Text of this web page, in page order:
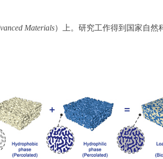
Materials）上。研究工作得到国家自然